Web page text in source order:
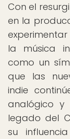
Con el
en la
la música
como un
que las
indie
analógico y
legado del
su